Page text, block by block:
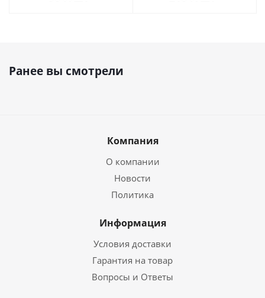
Ранее вы смотрели
Компания
О компании
Новости
Политика
Информация
Условия доставки
Гарантия на товар
Вопросы и Ответы